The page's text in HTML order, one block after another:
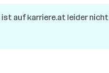
ist auf karriere.at leider